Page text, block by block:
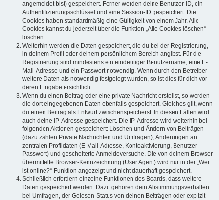
angemeldet bist) gespeichert. Ferner werden deine Benutzer-ID, ein
Authentifizierungsschlüssel und eine Session-ID gespeichert. Die
Cookies haben standardmäßig eine Gültigkeit von einem Jahr. Alle
Cookies kannst du jederzeit über die Funktion „Alle Cookies löschen“
löschen.
Weiterhin werden die Daten gespeichert, die du bei der Registrierung,
in deinem Profil oder deinem persönlichem Bereich angibst. Für die
Registrierung sind mindestens ein eindeutiger Benutzername, eine E-
Mail-Adresse und ein Passwort notwendig. Wenn durch den Betreiber
weitere Daten als notwendig festgelegt wurden, so ist dies für dich vor
deren Eingabe ersichtlich.
Wenn du einen Beitrag oder eine private Nachricht erstellst, so werden
die dort eingegebenen Daten ebenfalls gespeichert. Gleiches gilt, wenn
du einen Beitrag als Entwurf zwischenspeicherst. In diesen Fällen wird
auch deine IP-Adresse gespeichert. Die IP-Adresse wird weiterhin bei
folgenden Aktionen gespeichert: Löschen und Ändern von Beiträgen
(dazu zählen Private Nachrichten und Umfragen), Änderungen an
zentralen Profildaten (E-Mail-Adresse, Kontoaktivierung, Benutzer-
Passwort) und gescheiterte Anmeldeversuche. Die von deinem Browser
übermittelte Browser-Kennzeichnung (User Agent) wird nur in der „Wer
ist online?“-Funktion angezeigt und nicht dauerhaft gespeichert.
Schließlich erfordern einzelne Funktionen des Boards, dass weitere
Daten gespeichert werden. Dazu gehören dein Abstimmungsverhalten
bei Umfragen, der Gelesen-Status von deinen Beiträgen oder explizit